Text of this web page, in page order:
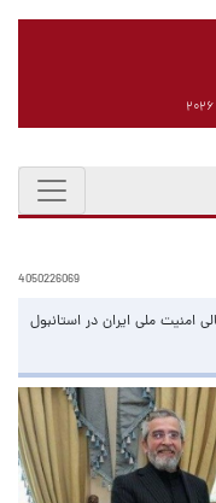
4050226069
امنیت ملی ایران در استانبول